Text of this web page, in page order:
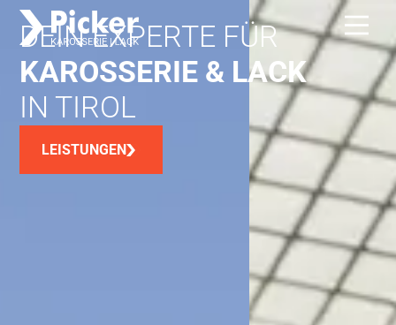
DEIN EXPERTE FÜR
KAROSSERIE & LACK
IN TIROL
LEISTUNGEN